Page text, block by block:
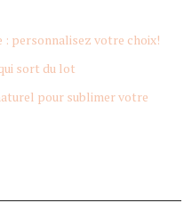
: personnalisez votre choix!
sort du lot
pour sublimer votre